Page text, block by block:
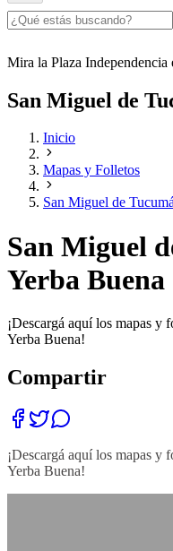
Mira la Plaza
San Miguel de
Inicio
Mapas y Folletos
San Miguel de
San Miguel
Yerba Buena
¡Descargá aquí los mapas y
Yerba Buena!
Compartir
¡Descargá aquí los mapas y
Yerba Buena!